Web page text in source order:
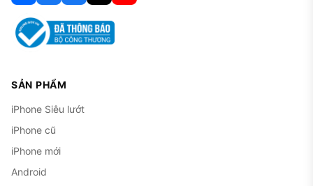
SẢN PHẨM
iPhone Siêu lướt
iPhone cũ
iPhone mới
Android